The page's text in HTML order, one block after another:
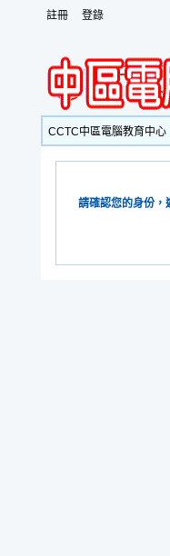
註冊 登錄
CCTC中區電腦教育中心
請確認您的身份，